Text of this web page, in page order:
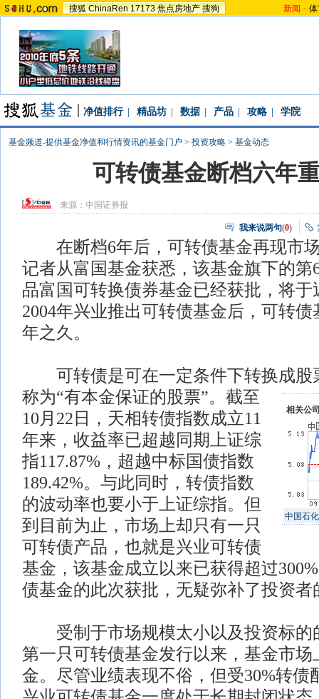
搜狐 ChinaRen 17173 焦点房地产 搜狗 新闻 -
净值排行 精品坊 数据 产品 攻略 学院
基金频道-提供基金净值和行情资讯的基金门户 > 投资攻略 > 基金动态
可转债基金断档六年
来源： 中国证券报
我来说两句(0)
在断档6年后，可转债基金再现市
记者从富国基金获悉，该基金旗下的第
品富国可转换债券基金已经获批，将于
2004年兴业推出可转债基金后，可转
年之久。
可转债是可在一定条件下转换成股
相关公
中国石化
称为“有本金保证的股票”。截至
10月22日，天相转债指数成立11
年来，收益率已超越同期上证综
指117.87%，超越中标国债指数
189.42%。与此同时，转债指数
的波动率也要小于上证综指。但
到目前为止，市场上却只有一只
可转债产品，也就是兴业可转债
基金，该基金成立以来已获得超过
债基金的此次获批，无疑弥补了投资者
受制于市场规模太小以及投资标的
第一只可转债基金发行以来，基金市场
金。尽管业绩表现不俗，但受30%转债